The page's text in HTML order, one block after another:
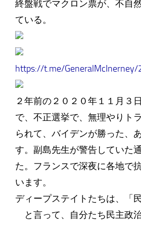
終盤戦でマクロン票が、不自
ている。
https://t.me/GeneralMcInerney/
２年前の２０２０年１１月３
で、不正選挙で、無理やりト
られて、バイデンが勝った、
す。副島先生が警告していた
た。フランスで深夜に各地で
います。
ディープステイトたちは、
と言って、自分たち民主政